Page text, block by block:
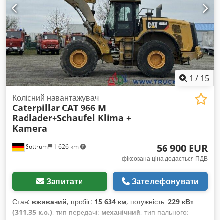
1 / 15
Sottrum 1 626 km
Колісний навантажувач
Caterpillar CAT 966 M
Radlader+Schaufel Klima +
Kamera
56 900 EUR
фіксована ціна додається ПДВ
Запитати Зателефонувати
Стан: вживаний, пробіг: 15 634 км, потужність: 229 кВт
(311,35 к.с.), тип передачі: механічний, тип пального: